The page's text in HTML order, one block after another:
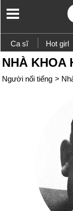
Ca sĩ Hot girl
NHÀ KHOA
Người nổi tiếng >